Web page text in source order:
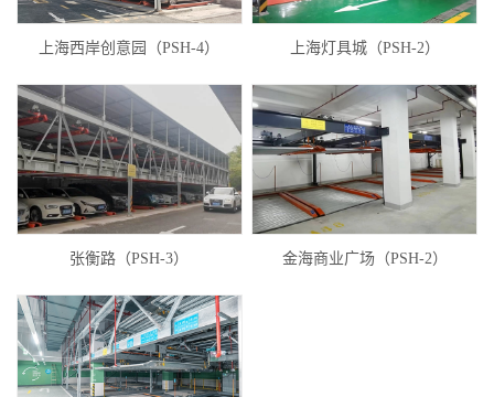
上海西岸创意园（PSH-4） 上海灯具城（PSH-2）
张衡路（PSH-3） 金海商业广场（PSH-2）